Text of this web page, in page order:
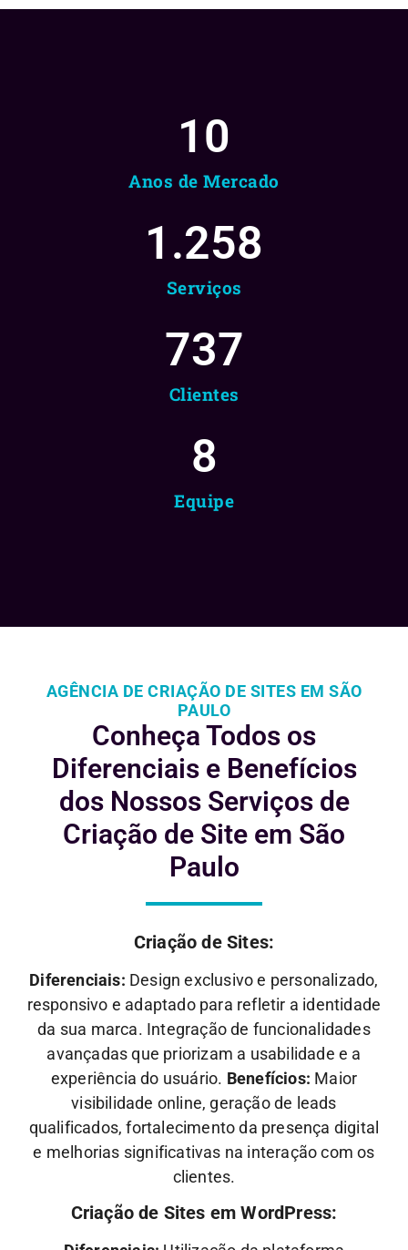
Anos de Mercado
10
Serviços
1.258
Clientes
737
Equipe
8
AGÊNCIA DE CRIAÇÃO DE SITES EM SÃO
PAULO
Conheça Todos os
Diferenciais e Benefícios
dos Nossos Serviços de
Criação de Site em São
Paulo
Criação de Sites:
Diferenciais: Design exclusivo e personalizado,
responsivo e adaptado para refletir a identidade
da sua marca. Integração de funcionalidades
avançadas que priorizam a usabilidade e a
experiência do usuário. Benefícios: Maior
visibilidade online, geração de leads
qualificados, fortalecimento da presença digital
e melhorias significativas na interação com os
clientes.
Criação de Sites em WordPress: